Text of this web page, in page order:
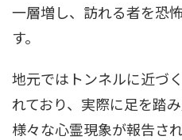
一層増し、訪れる者を恐
す。
地元ではトンネルに近づ
れており、実際に足を踏
様々な心霊現象が報告され